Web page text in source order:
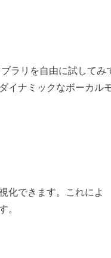
ラリを自由に試してみ
イナミックなボーカル
化できます。これによ
。